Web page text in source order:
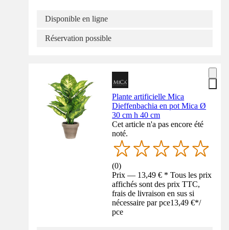
Disponible en ligne
Réservation possible
Plante artificielle Mica
Dieffenbachia en pot Mica Ø
30 cm h 40 cm
Cet article n'a pas encore été
noté.
(0)
Prix — 13,49 € * Tous les prix
affichés sont des prix TTC,
frais de livraison en sus si
nécessaire par pce13,49 €*/
pce